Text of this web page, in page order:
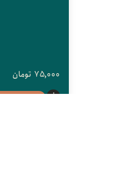
75,000 تومان